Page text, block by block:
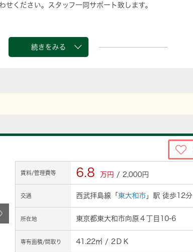
せください。スタッフ一同サポート致します。
続きをみる
賃料/管理費等 6.8 万円 / 2,000円
交通 西武拝島線「 東大和市 」駅 徒歩12分
所在地 東京都東大和市向原４丁目10-6
専有面積/間取り 41.22㎡ / 2ＤＫ